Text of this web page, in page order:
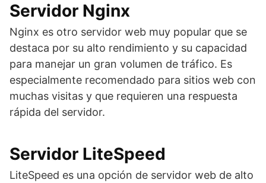
Servidor Nginx
Nginx es otro servidor web muy popular que se
destaca por su alto rendimiento y su capacidad
para manejar un gran volumen de tráfico. Es
especialmente recomendado para sitios web con
muchas visitas y que requieren una respuesta
rápida del servidor.
Servidor LiteSpeed
LiteSpeed es una opción de servidor web de alto